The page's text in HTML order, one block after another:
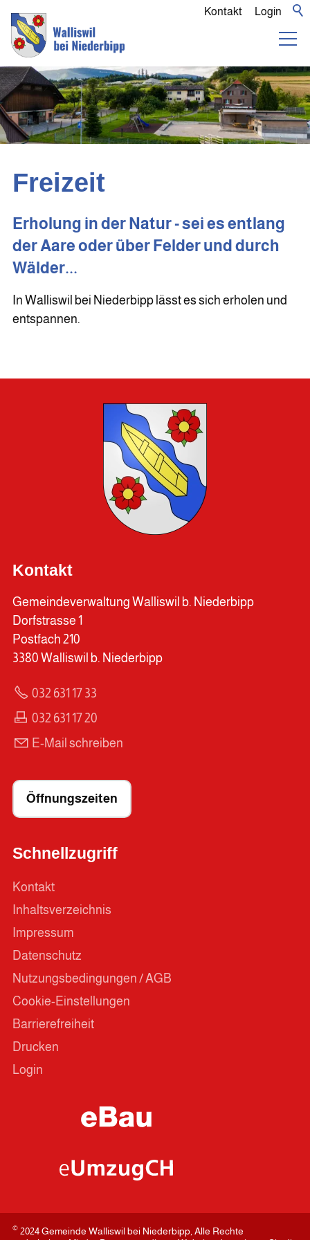
Login
Kontakt
Freizeit
Erholung in der Natur - sei es entlang
der Aare oder über Felder und durch
Wälder...
In Walliswil bei Niederbipp lässt es sich erholen und
entspannen.
Kontakt
Gemeindeverwaltung Walliswil b. Niederbipp
Dorfstrasse 1
Postfach 210
3380 Walliswil b. Niederbipp
032 631 17 33
032 631 17 20
E-Mail schreiben
Öffnungszeiten
Schnellzugriff
Kontakt
Inhaltsverzeichnis
Impressum
Datenschutz
Nutzungsbedingungen / AGB
Cookie-Einstellungen
Barrierefreiheit
Drucken
Login
© 2024 Gemeinde Walliswil bei Niederbipp, Alle Rechte